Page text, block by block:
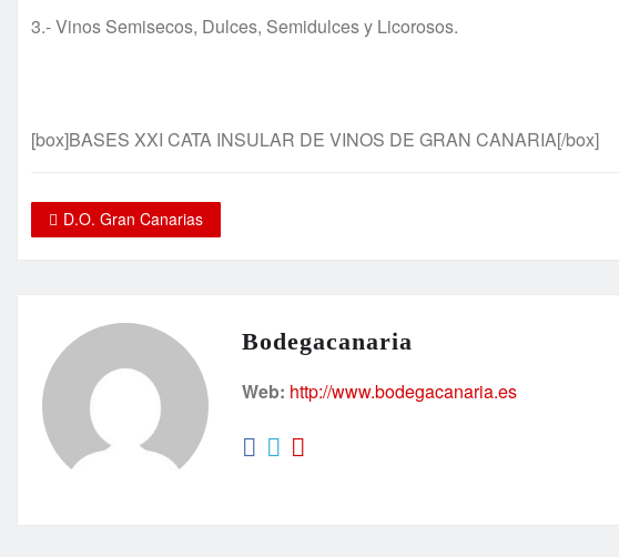
3.- Vinos Semisecos, Dulces, Semidulces y Licorosos.
[box]BASES XXI CATA INSULAR DE VINOS DE GRAN CANARIA[/box]
D.O. Gran Canarias
Bodegacanaria
Web: http://www.bodegacanaria.es